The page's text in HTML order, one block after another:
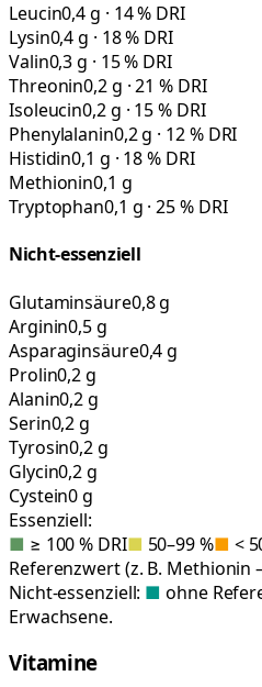
Leucin0,4 g · 14 % DRI
Lysin0,4 g · 18 % DRI
Valin0,3 g · 15 % DRI
Threonin0,2 g · 21 % DRI
Isoleucin0,2 g · 15 % DRI
Phenylalanin0,2 g · 12 % DRI
Histidin0,1 g · 18 % DRI
Methionin0,1 g
Tryptophan0,1 g · 25 % DRI
Nicht-essenziell
Glutaminsäure0,8 g
Arginin0,5 g
Asparaginsäure0,4 g
Prolin0,2 g
Alanin0,2 g
Serin0,2 g
Tyrosin0,2 g
Glycin0,2 g
Cystein0 g
Essenziell:
■ ≥ 100 % DRI■ 50–99 %■ <
Referenzwert (z. B. Methionin
Nicht-essenziell: ■ ohne
Erwachsene.
Vitamine